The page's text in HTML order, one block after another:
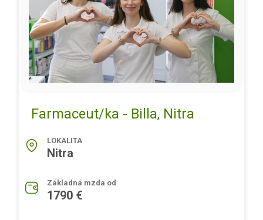
Farmaceut/ka - Billa, Nitra
LOKALITA
Nitra
Základná mzda od
1790 €